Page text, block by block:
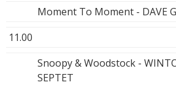
Moment To Moment - DAVE
11.00
Snoopy & Woodstock -
SEPTET